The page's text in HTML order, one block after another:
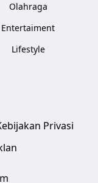
Olahraga
Entertaiment
Lifestyle
Privasi